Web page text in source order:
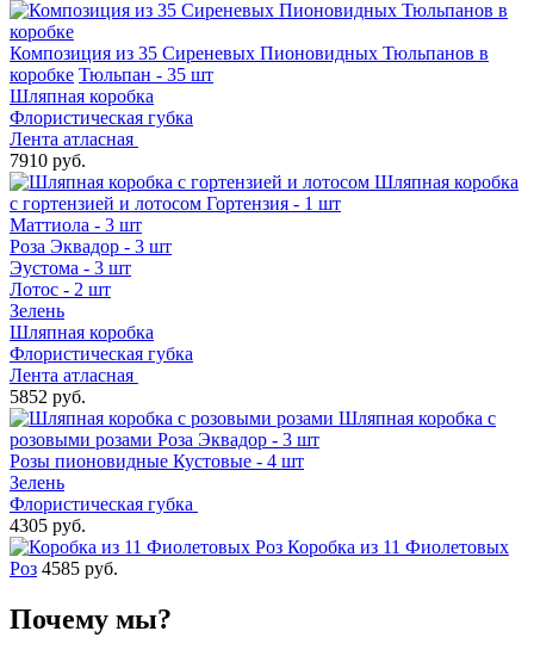
Композиция из 35 Сиреневых Пионовидных Тюльпанов в
коробке Тюльпан - 35 шт
Шляпная коробка
Флористическая губка
Лента атласная
7910 руб.
Шляпная коробка
с гортензией и лотосом Гортензия - 1 шт
Маттиола - 3 шт
Роза Эквадор - 3 шт
Эустома - 3 шт
Лотос - 2 шт
Зелень
Шляпная коробка
Флористическая губка
Лента атласная
5852 руб.
Шляпная коробка с
розовыми розами Роза Эквадор - 3 шт
Розы пионовидные Кустовые - 4 шт
Зелень
Флористическая губка
4305 руб.
Коробка из 11 Фиолетовых
Роз 4585 руб.
Почему мы?